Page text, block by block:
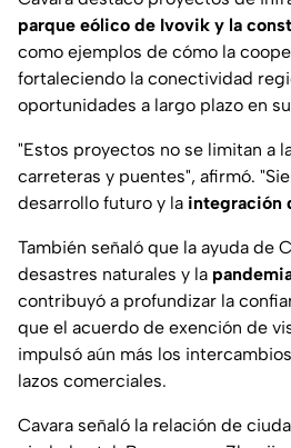
parque eólico de Ivovik y la
como ejemplos de cómo la
fortaleciendo la conectividad
oportunidades a largo plazo en
"Estos proyectos no se limitan a
carreteras y puentes", afirmó.
desarrollo futuro y la integración
También señaló que la ayuda de
desastres naturales y la
contribuyó a profundizar la
que el acuerdo de exención de
impulsó aún más los
lazos comerciales.
Cavara señaló la relación de